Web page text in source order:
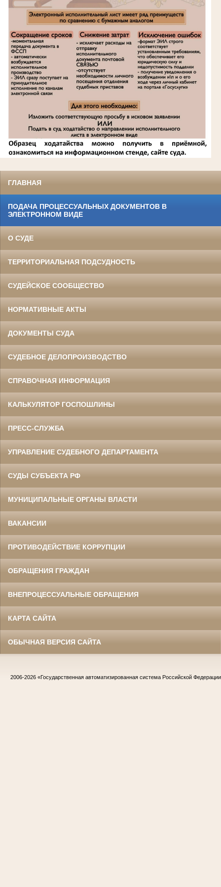
ГЛАВНАЯ
ПОДАЧА ПРОЦЕССУАЛЬНЫХ ДОКУМЕНТОВ В
ЭЛЕКТРОННОМ ВИДЕ
О СУДЕ
ТЕРРИТОРИАЛЬНАЯ ПОДСУДНОСТЬ
СУДЕЙСКОЕ СООБЩЕСТВО
НОРМАТИВНЫЕ АКТЫ
ДОКУМЕНТЫ СУДА
СУДЕБНОЕ ДЕЛОПРОИЗВОДСТВО
СПРАВОЧНАЯ ИНФОРМАЦИЯ
КАЛЬКУЛЯТОР ГОСПОШЛИНЫ
ПРЕСС-СЛУЖБА
УПРАВЛЕНИЕ СУДЕБНОГО ДЕПАРТАМЕНТА
СУДЫ СУБЪЕКТА РФ
МУНИЦИПАЛЬНЫЕ ОРГАНЫ ВЛАСТИ
ВАКАНСИИ
ПРОТИВОДЕЙСТВИЕ КОРРУПЦИИ
ОБРАЩЕНИЯ ГРАЖДАН
ВНЕПРОЦЕССУАЛЬНЫЕ ОБРАЩЕНИЯ
КАРТА САЙТА
ОБЫЧНАЯ ВЕРСИЯ САЙТА
2006-2026 «Государственная автоматизированная система Российской